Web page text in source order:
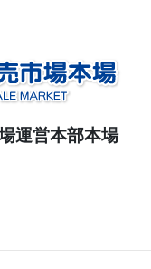
運営本部本場